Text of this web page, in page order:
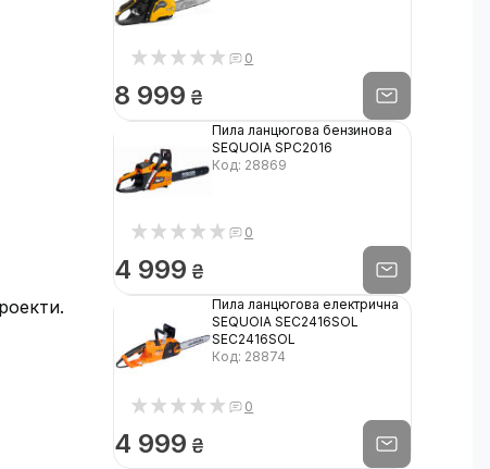
0
8 999 ₴
Пила ланцюгова бензинова
SEQUOIA SPC2016
Код: 28869
0
4 999 ₴
Пила ланцюгова електрична
SEQUOIA SEC2416SOL
SEC2416SOL
Код: 28874
0
4 999 ₴